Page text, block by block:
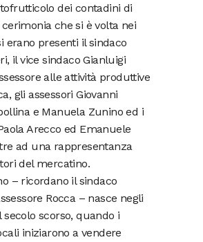
dei contadini di
cerimonia che si è volta nei
erano presenti il sindaco
il vice sindaco Gianluigi
alle attività produttive
gli assessori Giovanni
e Manuela Zunino ed i
Arecco ed Emanuele
ad una rappresentanza
del mercatino.
– ricordano il sindaco
Rocca – nasce negli
secolo scorso, quando i
iniziarono a vendere